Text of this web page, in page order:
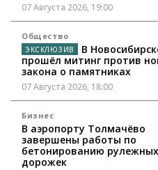
07 Августа 2026, 19:00
Общество
В
прошёл митинг против
закона о памятниках
07 Августа 2026, 18:00
Бизнес
В аэропорту Толмачёво
завершены работы по
бетонированию рулежных
дорожек